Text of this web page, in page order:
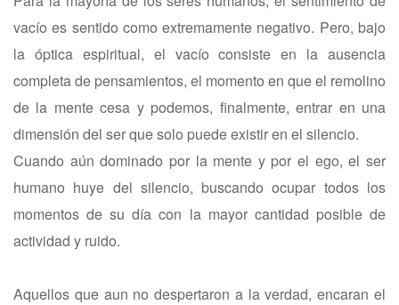
vacío es sentido como extremamente negativo. Pero, bajo
la óptica espiritual, el vacío consiste en la ausencia
completa de pensamientos, el momento en que el remolino
de la mente cesa y podemos, finalmente, entrar en una
dimensión del ser que solo puede existir en el silencio.
Cuando aún dominado por la mente y por el ego, el ser
humano huye del silencio, buscando ocupar todos los
momentos de su día con la mayor cantidad posible de
actividad y ruido.
Aquellos que aun no despertaron a la verdad, encaran el